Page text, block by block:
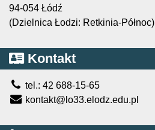
94-054 Łódź
(Dzielnica Łodzi: Retkinia-Północ)
Kontakt
tel.: 42 688-15-65
kontakt@lo33.elodz.edu.pl